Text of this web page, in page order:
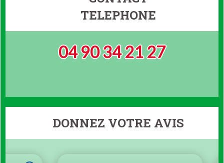
TELEPHONE
04 90 34 21 27
DONNEZ VOTRE AVIS